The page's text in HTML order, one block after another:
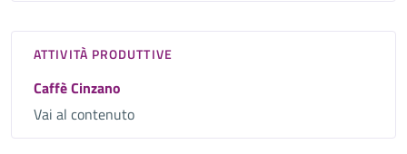
ATTIVITÀ PRODUTTIVE
Caffè Cinzano
Vai al contenuto